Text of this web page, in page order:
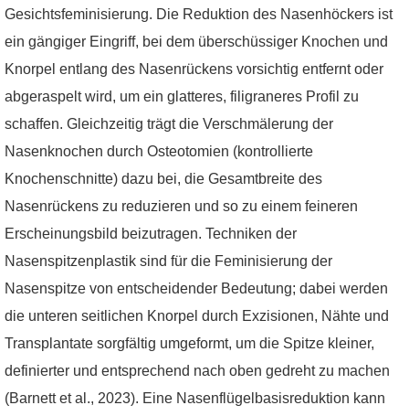
Gesichtsfeminisierung. Die Reduktion des Nasenhöckers ist
ein gängiger Eingriff, bei dem überschüssiger Knochen und
Knorpel entlang des Nasenrückens vorsichtig entfernt oder
abgeraspelt wird, um ein glatteres, filigraneres Profil zu
schaffen. Gleichzeitig trägt die Verschmälerung der
Nasenknochen durch Osteotomien (kontrollierte
Knochenschnitte) dazu bei, die Gesamtbreite des
Nasenrückens zu reduzieren und so zu einem feineren
Erscheinungsbild beizutragen. Techniken der
Nasenspitzenplastik sind für die Feminisierung der
Nasenspitze von entscheidender Bedeutung; dabei werden
die unteren seitlichen Knorpel durch Exzisionen, Nähte und
Transplantate sorgfältig umgeformt, um die Spitze kleiner,
definierter und entsprechend nach oben gedreht zu machen
(Barnett et al., 2023). Eine Nasenflügelbasisreduktion kann